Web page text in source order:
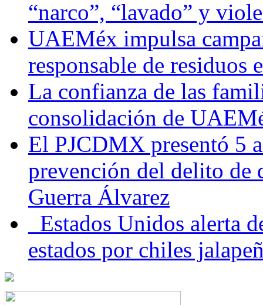
“narco”, “lavado” y
UAEMéx impulsa
responsable de residuos
La confianza de las
consolidación de
El PJCDMX presentó 5
prevención del delito de
Guerra Álvarez
Estados Unidos alerta
estados por chiles